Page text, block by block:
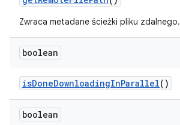
Zwraca metadane ścieżki pliku zdalnego.
boolean
isDoneDownloadingInParallel()
boolean